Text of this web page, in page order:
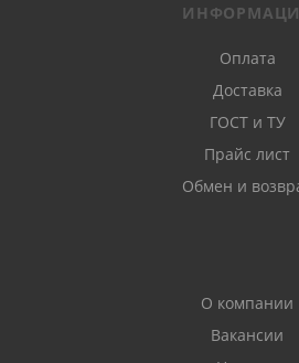
Оплата
Доставка
ГОСТ и ТУ
Прайс лист
Обмен и
О компании
Вакансии